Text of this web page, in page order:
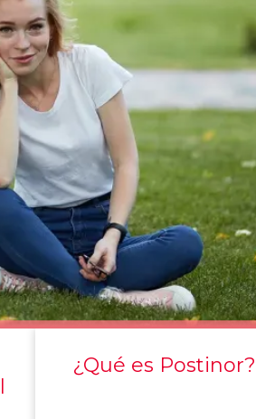
¿Qué es Postinor?